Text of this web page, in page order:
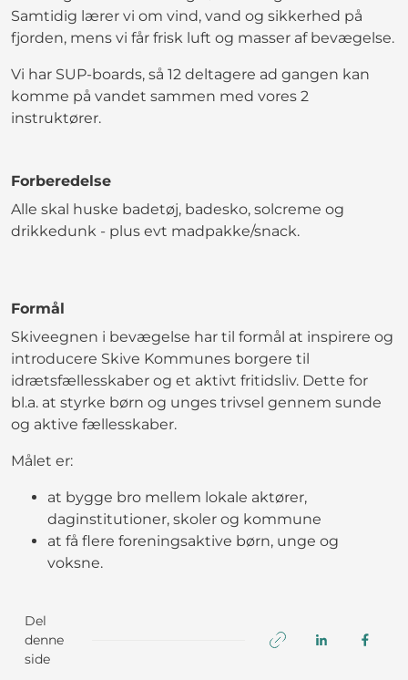
Samtidig lærer vi om vind, vand og sikkerhed på
fjorden, mens vi får frisk luft og masser af bevægelse.
Vi har SUP-boards, så 12 deltagere ad gangen kan
komme på vandet sammen med vores 2
instruktører.
Forberedelse
Alle skal huske badetøj, badesko, solcreme og
drikkedunk - plus evt madpakke/snack.
Formål
Skiveegnen i bevægelse har til formål at inspirere og
introducere Skive Kommunes borgere til
idrætsfællesskaber og et aktivt fritidsliv. Dette for
bl.a. at styrke børn og unges trivsel gennem sunde
og aktive fællesskaber.
Målet er:
at bygge bro mellem lokale aktører,
daginstitutioner, skoler og kommune
at få flere foreningsaktive børn, unge og
voksne.
Del
denne
side